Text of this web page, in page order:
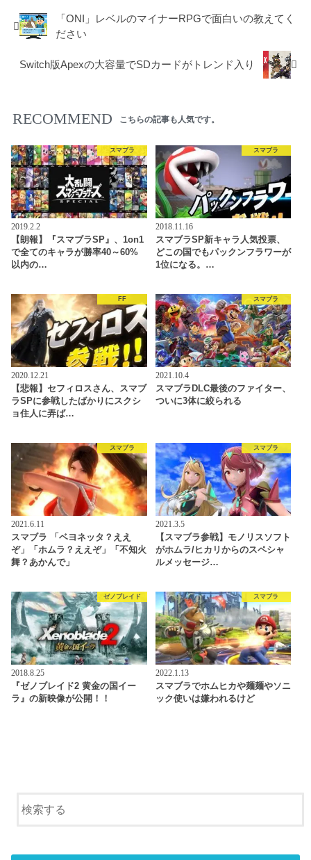
「ONI」レベルのマイナーRPGで面白いの教えてく
ださい
Switch版Apexの大容量でSDカードがトレンド入り
RECOMMEND こちらの記事も人気です。
スマブラ
2019.2.2
【朗報】『スマブラSP』、1on1
で全てのキャラが勝率40～60%
以内の…
スマブラ
2018.11.16
スマブラSP新キャラ人気投票、
どこの国でもパックンフラワーが
1位になる。…
FF
2020.12.21
【悲報】セフィロスさん、スマブ
ラSPに参戦したばかりにスクシ
ョ住人に弄ば…
スマブラ
2021.10.4
スマブラDLC最後のファイター、
ついに3体に絞られる
スマブラ
2021.6.11
スマブラ 「ベヨネッタ？ええ
ぞ」「ホムラ？ええぞ」「不知火
舞？あかんで」
スマブラ
2021.3.5
【スマブラ参戦】モノリスソフト
がホムラ/ヒカリからのスペシャ
ルメッセージ…
ゼノブレイド
2018.8.25
『ゼノブレイド2 黄金の国イー
ラ』の新映像が公開！！
スマブラ
2022.1.13
スマブラでホムヒカや麺麺やソニ
ック使いは嫌われるけど